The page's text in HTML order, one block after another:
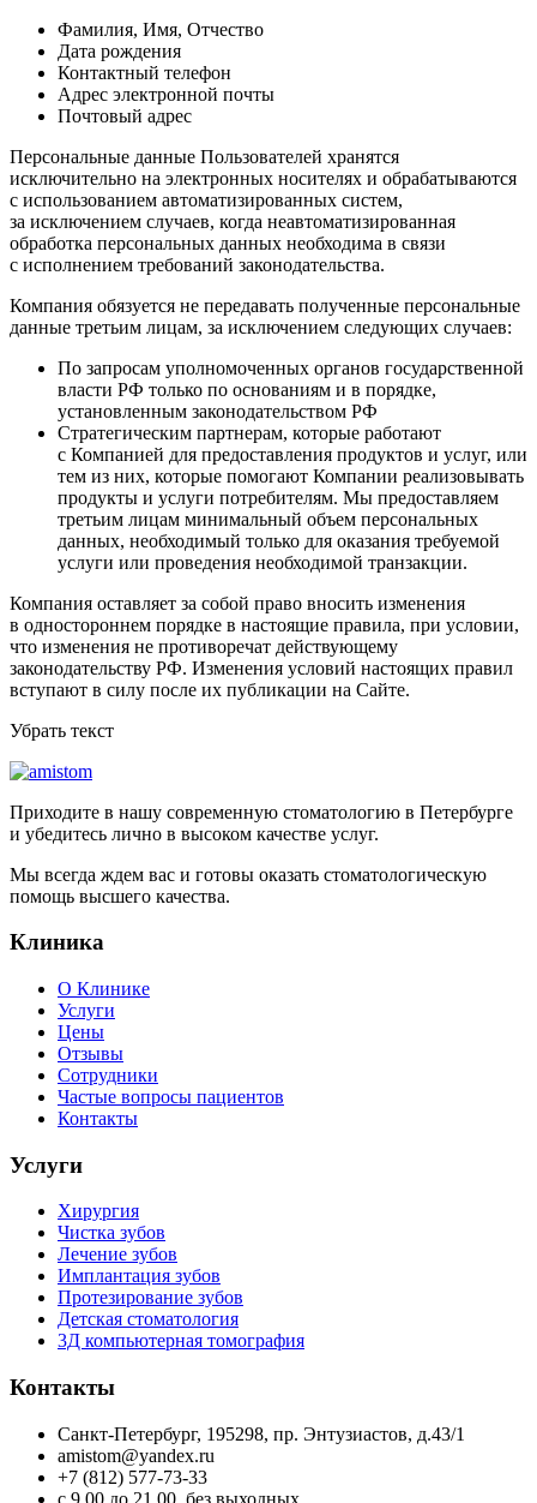
Фамилия, Имя, Отчество
Дата рождения
Контактный телефон
Адрес электронной почты
Почтовый адрес
Персональные данные Пользователей хранятся
исключительно на электронных носителях и обрабатываются
с использованием автоматизированных систем,
за исключением случаев, когда неавтоматизированная
обработка персональных данных необходима в связи
с исполнением требований законодательства.
Компания обязуется не передавать полученные персональные
данные третьим лицам, за исключением следующих случаев:
По запросам уполномоченных органов государственной
власти РФ только по основаниям и в порядке,
установленным законодательством РФ
Стратегическим партнерам, которые работают
с Компанией для предоставления продуктов и услуг, или
тем из них, которые помогают Компании реализовывать
продукты и услуги потребителям. Мы предоставляем
третьим лицам минимальный объем персональных
данных, необходимый только для оказания требуемой
услуги или проведения необходимой транзакции.
Компания оставляет за собой право вносить изменения
в одностороннем порядке в настоящие правила, при условии,
что изменения не противоречат действующему
законодательству РФ. Изменения условий настоящих правил
вступают в силу после их публикации на Сайте.
Убрать текст
Приходите в нашу современную стоматологию в Петербурге
и убедитесь лично в высоком качестве услуг.
Мы всегда ждем вас и готовы оказать стоматологическую
помощь высшего качества.
Клиника
О Клинике
Услуги
Цены
Отзывы
Сотрудники
Частые вопросы пациентов
Контакты
Услуги
Хирургия
Чистка зубов
Лечение зубов
Имплантация зубов
Протезирование зубов
Детская стоматология
3Д компьютерная томография
Контакты
Санкт-Петербург, 195298, пр. Энтузиастов, д.43/1
amistom@yandex.ru
+7 (812) 577-73-33
c 9.00 до 21.00, без выходных